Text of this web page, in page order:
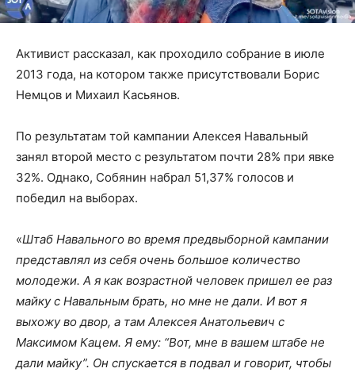
Активист рассказал, как проходило собрание в июле
2013 года, на котором также присутствовали Борис
Немцов и Михаил Касьянов.
По результатам той кампании Алексея Навальный
занял второй место с результатом почти 28% при явке
32%. Однако, Собянин набрал 51,37% голосов и
победил на выборах.
«Штаб Навального во время предвыборной кампании
представлял из себя очень большое количество
молодежи. А я как возрастной человек пришел ее раз
майку с Навальным брать, но мне не дали. И вот я
выхожу во двор, а там Алексея Анатольевич с
Максимом Кацем. Я ему: “Вот, мне в вашем штабе не
дали майку”. Он спускается в подвал и говорит, чтобы